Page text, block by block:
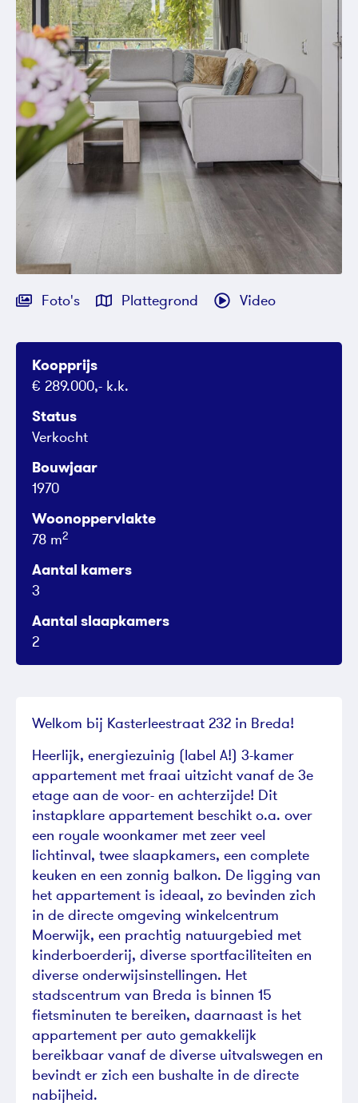
Foto's Plattegrond Video
Koopprijs
€ 289.000,- k.k.
Status
Verkocht
Bouwjaar
1970
Woonoppervlakte
78 m2
Aantal kamers
3
Aantal slaapkamers
2
Welkom bij Kasterleestraat 232 in Breda!
Heerlijk, energiezuinig (label A!) 3-kamer
appartement met fraai uitzicht vanaf de 3e
etage aan de voor- en achterzijde! Dit
instapklare appartement beschikt o.a. over
een royale woonkamer met zeer veel
lichtinval, twee slaapkamers, een complete
keuken en een zonnig balkon. De ligging van
het appartement is ideaal, zo bevinden zich
in de directe omgeving winkelcentrum
Moerwijk, een prachtig natuurgebied met
kinderboerderij, diverse sportfaciliteiten en
diverse onderwijsinstellingen. Het
stadscentrum van Breda is binnen 15
fietsminuten te bereiken, daarnaast is het
appartement per auto gemakkelijk
bereikbaar vanaf de diverse uitvalswegen en
bevindt er zich een bushalte in de directe
nabijheid.